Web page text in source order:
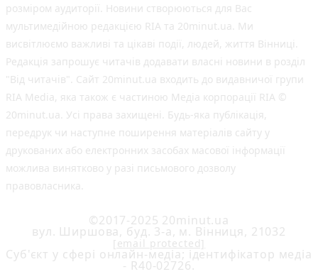
розміром аудиторії. Новини створюються для Вас
мультимедійною редакцією RIA та 20minut.ua. Ми
висвітлюємо важливі та цікаві події, людей, життя Вінниці.
Редакція запрошує читачів додавати власні новини в розділ
"Від читачів". Сайт 20minut.ua входить до видавничої групи
RIA Media, яка також є частиною Медіа корпорації RIA ©
20minut.ua. Усі права захищені. Будь-яка публiкацiя,
передрук чи наступне поширення матеріалів сайту у
друкованих або електронних засобах масової інформації
можлива винятково у разі письмового дозволу
правовласника.
©2017-2025 20minut.ua
вул. Ширшова, буд. 3-а, м. Вінниця, 21032
[email protected]
Cуб'єкт у сфері онлайн-медіа; ідентифікатор медіа
- R40-02726.